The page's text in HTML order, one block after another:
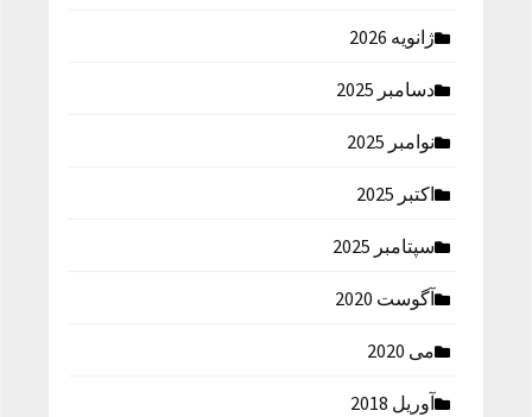
ژانویه 2026
دسامبر 2025
نوامبر 2025
اکتبر 2025
سپتامبر 2025
آگوست 2020
می 2020
آوریل 2018